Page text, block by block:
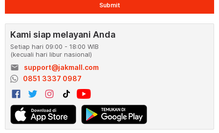
Submit
Kami siap melayani Anda
Setiap hari 09:00 - 18:00 WIB
(kecuali hari libur nasional)
email
support@jakmall.com
0851 3337 0987